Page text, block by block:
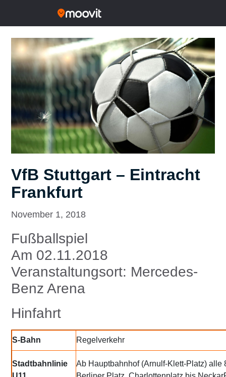
VfB Stuttgart – Eintracht
Frankfurt
November 1, 2018
Fußballspiel
Am 02.11.2018
Veranstaltungsort: Mercedes-
Benz Arena
Hinfahrt
S-Bahn Regelverkehr
Stadtbahnlinie
Ab Hauptbahnhof (Arnulf-Klett-Platz)